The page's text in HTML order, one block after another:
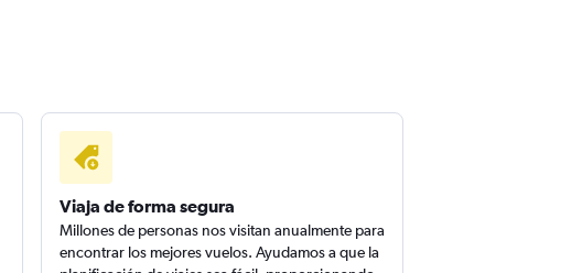
Viaja de forma segura
Millones de personas nos visitan anualmente para
encontrar los mejores vuelos. Ayudamos a que la